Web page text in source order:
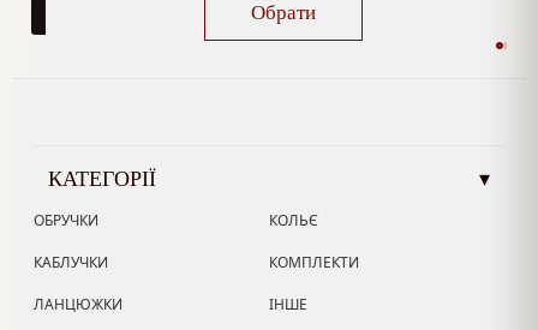
Обрати
КАТЕГОРІЇ ▾
ОБРУЧКИ
КАБЛУЧКИ
ЛАНЦЮЖКИ
КОЛЬЄ
КОМПЛЕКТИ
ІНШЕ